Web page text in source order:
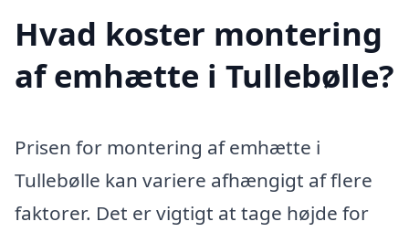
Hvad koster montering
af emhætte i Tullebølle?
Prisen for montering af emhætte i
Tullebølle kan variere afhængigt af flere
faktorer. Det er vigtigt at tage højde for